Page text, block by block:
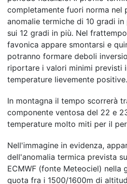
completamente fuori norma nel
anomalie termiche di 10 gradi
sui 12 gradi in più. Nel
favonica appare smontarsi e
potranno formare deboli
riportare i valori minimi previsti
temperature lievemente positive.
In montagna il tempo scorrerà
componente ventosa del 22 e
temperature molto miti per il
Nell'immagine in evidenza,
dell'anomalia termica prevista
ECMWF (fonte Meteociel) nella
quota fra i 1500/1600m di